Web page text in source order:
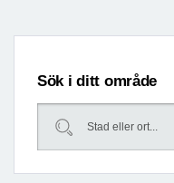
Sök i ditt område